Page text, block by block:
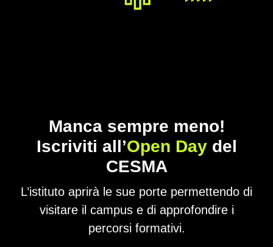
Manca sempre meno!
Iscriviti all’Open Day del
CESMA
L’istituto aprirà le sue porte permettendo di
visitare il campus e di approfondire i
percorsi formativi.